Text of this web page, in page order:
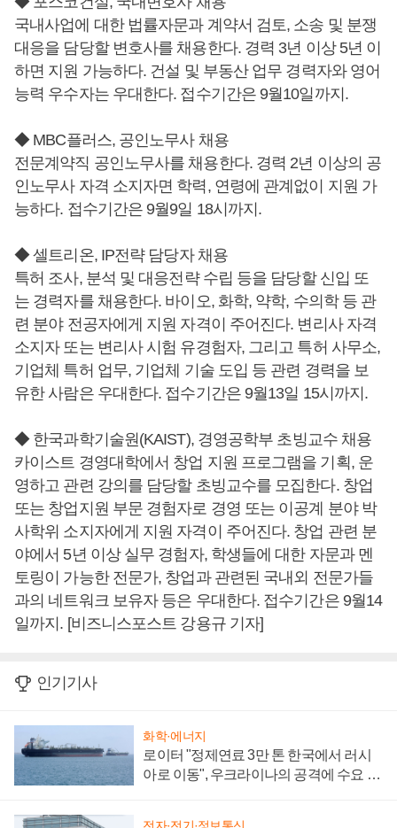
국내사업에 대한 법률자문과 계약서 검토, 소송 및 분쟁
대응을 담당할 변호사를 채용한다. 경력 3년 이상 5년 이
하면 지원 가능하다. 건설 및 부동산 업무 경력자와 영어
능력 우수자는 우대한다. 접수기간은 9월10일까지.
◆ MBC플러스, 공인노무사 채용
전문계약직 공인노무사를 채용한다. 경력 2년 이상의 공
인노무사 자격 소지자면 학력, 연령에 관계없이 지원 가
능하다. 접수기간은 9월9일 18시까지.
◆ 셀트리온, IP전략 담당자 채용
특허 조사, 분석 및 대응전략 수립 등을 담당할 신입 또
는 경력자를 채용한다. 바이오, 화학, 약학, 수의학 등 관
련 분야 전공자에게 지원 자격이 주어진다. 변리사 자격
소지자 또는 변리사 시험 유경험자, 그리고 특허 사무소,
기업체 특허 업무, 기업체 기술 도입 등 관련 경력을 보
유한 사람은 우대한다. 접수기간은 9월13일 15시까지.
◆ 한국과학기술원(KAIST), 경영공학부 초빙교수 채용
카이스트 경영대학에서 창업 지원 프로그램을 기획, 운
영하고 관련 강의를 담당할 초빙교수를 모집한다. 창업
또는 창업지원 부문 경험자로 경영 또는 이공계 분야 박
사학위 소지자에게 지원 자격이 주어진다. 창업 관련 분
야에서 5년 이상 실무 경험자, 학생들에 대한 자문과 멘
토링이 가능한 전문가, 창업과 관련된 국내외 전문가들
과의 네트워크 보유자 등은 우대한다. 접수기간은 9월14
일까지. [비즈니스포스트 강용규 기자]
인기기사
화학·에너지
로이터 "정제연료 3만 톤 한국에서 러시
아로 이동", 우크라이나의 공격에 수요 늘
전자·전기·정보통신